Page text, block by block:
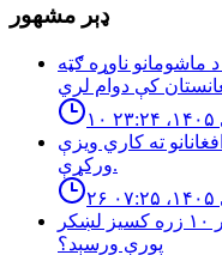
ډېر مشهور
ماشومانو ناوړه ګټه
په برخه كې (٢٠) زره افغانانو ته كاري ويزې
وركړې.
جمعه خان فاتح څوک دی او څنګه تر ۱۰ زره کسیز لښکر
پورې ورسېد؟